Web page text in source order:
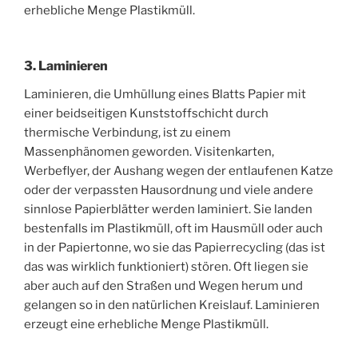
erhebliche Menge Plastikmüll.
3. Laminieren
Laminieren, die Umhüllung eines Blatts Papier mit
einer beidseitigen Kunststoffschicht durch
thermische Verbindung, ist zu einem
Massenphänomen geworden. Visitenkarten,
Werbeflyer, der Aushang wegen der entlaufenen Katze
oder der verpassten Hausordnung und viele andere
sinnlose Papierblätter werden laminiert. Sie landen
bestenfalls im Plastikmüll, oft im Hausmüll oder auch
in der Papiertonne, wo sie das Papierrecycling (das ist
das was wirklich funktioniert) stören. Oft liegen sie
aber auch auf den Straßen und Wegen herum und
gelangen so in den natürlichen Kreislauf. Laminieren
erzeugt eine erhebliche Menge Plastikmüll.